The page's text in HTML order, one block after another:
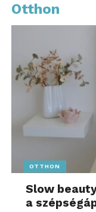
Otthon
OTTHON
Slow
a